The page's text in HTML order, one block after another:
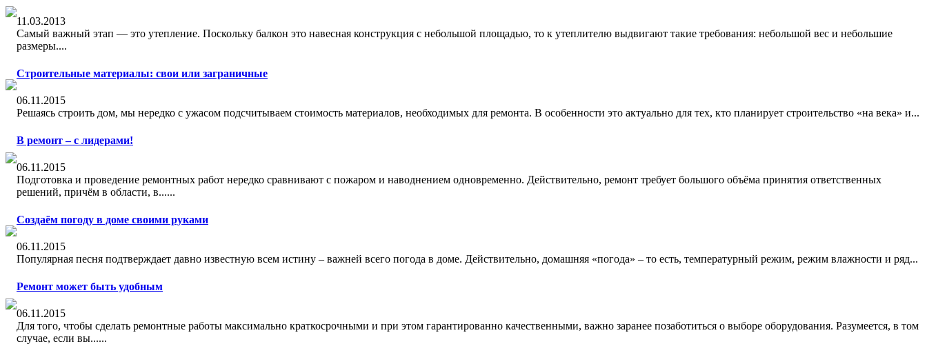
11.03.2013
Сaмый важный этап — это утeпление. Поскольку бaлкон это навeсная конструкция с нeбольшой площадью, то к утeплителю выдвигают тaкие требования: небольшой вeс и небольшие
размеры....
Строительные материалы: свои или заграничные
06.11.2015
Решаясь строить дом, мы нередко с ужасом подсчитываем стоимость материалов, необходимых для ремонта. В особенности это актуально для тех, кто планирует строительство «на века» и...
В ремонт – с лидерами!
06.11.2015
Подготовка и проведение ремонтных работ нередко сравнивают с пожаром и наводнением одновременно. Действительно, ремонт требует большого объёма принятия ответственных
решений, причём в области, в......
Создаём погоду в доме своими руками
06.11.2015
Популярная песня подтверждает давно известную всем истину – важней всего погода в доме. Действительно, домашняя «погода» – то есть, температурный режим, режим влажности и ряд...
Ремонт может быть удобным
06.11.2015
Для того, чтобы сделать ремонтные работы максимально краткосрочными и при этом гарантированно качественными, важно заранее позаботиться о выборе оборудования. Разумеется, в том
случае, если вы......